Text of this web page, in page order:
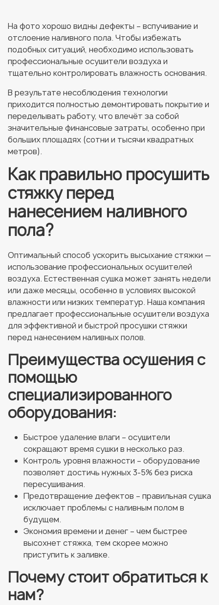
На фото хорошо видны дефекты – вспучивание и
отслоение наливного пола. Чтобы избежать
подобных ситуаций, необходимо использовать
профессиональные осушители воздуха и
тщательно контролировать влажность основания.
В результате несоблюдения технологии
приходится полностью демонтировать покрытие и
переделывать работу, что влечёт за собой
значительные финансовые затраты, особенно при
больших площадях (сотни и тысячи квадратных
метров).
Как правильно просушить
стяжку перед
нанесением наливного
пола?
Оптимальный способ ускорить высыхание стяжки —
использование профессиональных осушителей
воздуха. Естественная сушка может занять недели
или даже месяцы, особенно в условиях высокой
влажности или низких температур. Наша компания
предлагает профессиональные осушители воздуха
для эффективной и быстрой просушки стяжки
перед нанесением наливных полов.
Преимущества осушения с
помощью
специализированного
оборудования:
Быстрое удаление влаги – осушители
сокращают время сушки в несколько раз.
Контроль уровня влажности – оборудование
позволяет достичь нужных 3-5% без риска
пересушивания.
Предотвращение дефектов – правильная сушка
исключает проблемы с наливным полом в
будущем.
Экономия времени и денег – чем быстрее
высохнет стяжка, тем скорее можно
приступить к заливке.
Почему стоит обратиться к
нам?